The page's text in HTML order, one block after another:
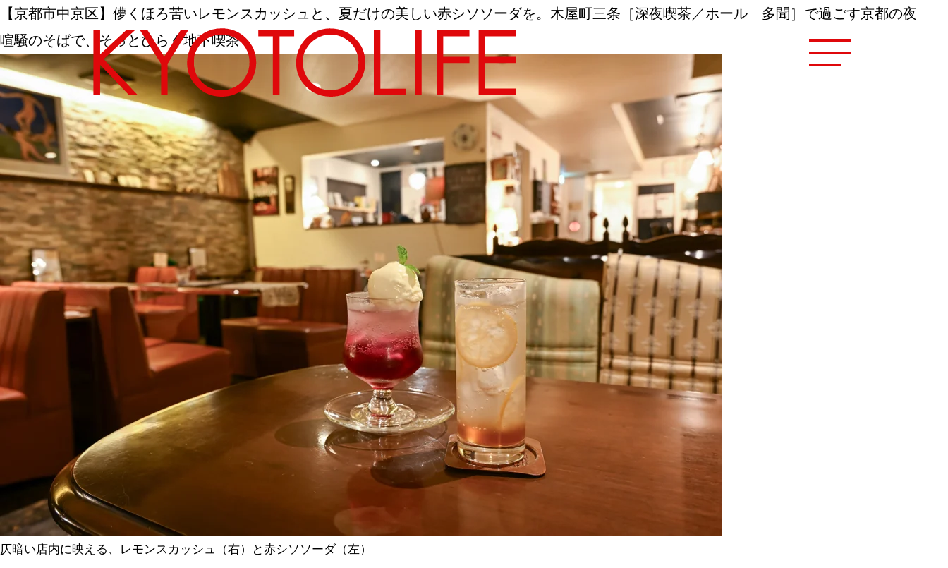
エリアから探す 地図から探す
カテゴリーから探す
SPECIAL NEW OPEN
SERIES
カレーが好き
私と店のはなし
CULTURE
関西で開催。おすすめの展覧会
おすすめの映画
誠光社で選びました。おすすめの本
【京都市中京区】儚くほろ苦いレモンスカッシュと、夏だけの美しい赤シソソーダを。木屋町三条［深夜喫茶／ホール 多聞］で過ごす京都の夜
喧騒のそばで、そっとひらく地下喫茶
仄暗い店内に映える、レモンスカッシュ（右）と赤シソソーダ（左）